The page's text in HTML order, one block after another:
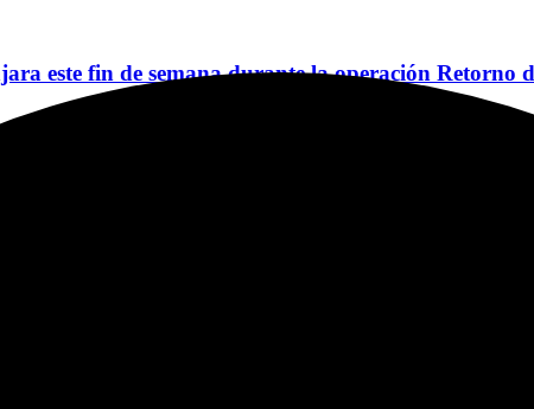
este fin de semana durante la operación Retorno